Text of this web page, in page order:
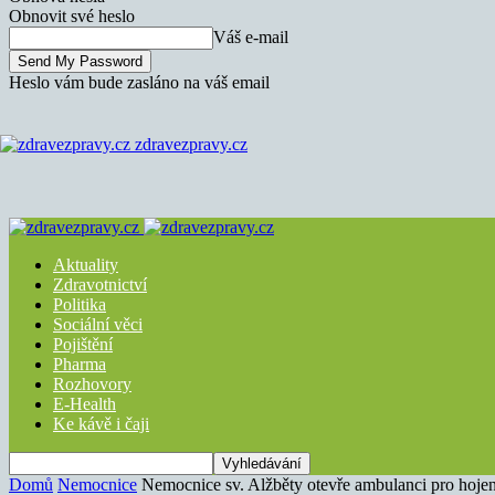
Obnovit své heslo
Váš e-mail
Heslo vám bude zasláno na váš email
zdravezpravy.cz
Aktuality
Zdravotnictví
Politika
Sociální věci
Pojištění
Pharma
Rozhovory
E-Health
Ke kávě i čaji
Domů Nemocnice Nemocnice sv. Alžběty otevře ambulanci pro